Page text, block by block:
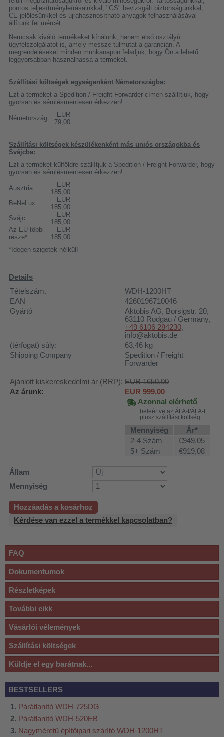
pontos teljesítményleírásainkkal, "GS" bevizsgált biztonságunkkal,
CE-jelölésünkkel és újrahasznosítható anyagok felhasználásával
állítunk fel mércét.
Nemcsak kiváló termékeket kínálunk, hanem első osztályú
ügyfélszolgálatot is, amely messze túlmutat a garancián. A
megrendeléseket minden munkanapon feladjuk, hogy Ön a lehető
leggyorsabban használhassa a terméket.
Szállítási költségek egységenként Németországba:
Ezt a terméket a Spedition / Freight Forwarder címen szállítjuk, hogy
gyorsan és sérülésmentesen érkezzen!
Németország:
EUR
79,00
Szállítási költségek készülékenként más uniós országokba és
Svájcba:
Ezt a terméket külföldre szállítjuk a Spedition / Freight Forwarder, hogy
gyorsan és sérülésmentesen érkezzen!
Ausztria:
EUR
185,00
BeNeLux
EUR
185,00
Svájc
EUR
185,00
Az EU többi
része*
EUR
185,00
*Idegen szigetek nélkül!
Details
Tételszám.
WDH-1200HT
EAN
4260196710046
Gyártó
Aktobis AG, Borsigstr. 20,
63110 Rodgau / Germany,
+49 6106 284230,
info@aktobis.de
(térfogat) súly:
63,46 kg
Shipping Company
Spedition / Freight
Forwarder
Ajánlott kiskereskedelmi ár (RRP): EUR 1650.00
Az árunk:
EUR 999,00
Azonnal elérhető
beleértve az ÁFA-t/ÁFA-t,
plusz szállítási költség
Mennyiség
Ár*
2-4 Szám
€949,05
5+ Szám
€919,08
Állam
Mennyiség
Hozzáadás a kosárhoz
Kérdése van ezzel a termékkel kapcsolatban?
FAQ
Dokumentumok
Részletképek
További cikk
Vásárlói vélemények
Szállítási költségek
Küldje el egy barátnak...
BESTSELLERS
Párátlanító WDH-725DG
Párátlanító WDH-520EB
Nagyméretű építőipari szárító WDH-1200HT